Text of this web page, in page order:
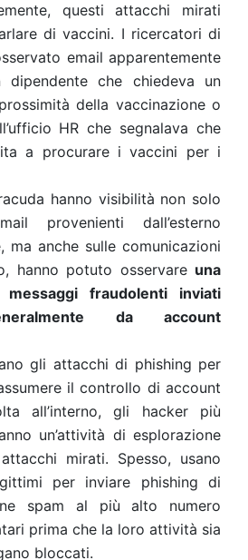
questi attacchi mirati
di vaccini. I ricercatori di
email apparentemente
dipendente che chiedeva un
della vaccinazione o
HR che segnalava che
a procurare i vaccini per i
hanno visibilità non solo
provenienti dall’esterno
ma anche sulle comunicazioni
hanno potuto osservare una
fraudolenti inviati
da account
gli attacchi di phishing per
il controllo di account
all’interno, gli hacker più
un’attività di esplorazione
mirati. Spesso, usano
per inviare phishing di
spam al più alto numero
prima che la loro attività sia
bloccati.